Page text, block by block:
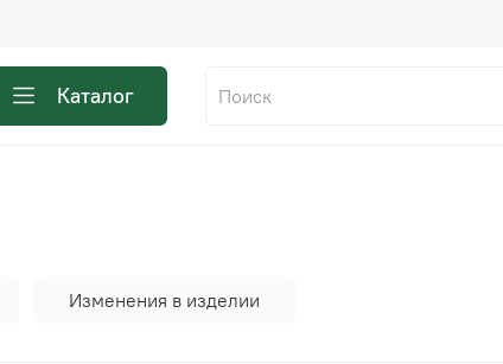
Каталог
Изменения в изделии